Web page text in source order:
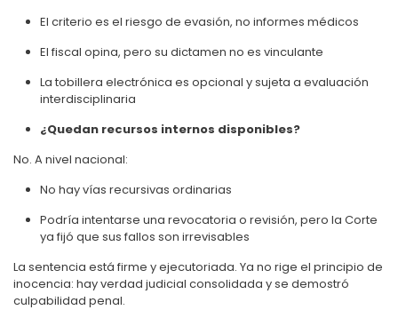
El criterio es el riesgo de evasión, no informes médicos
El fiscal opina, pero su dictamen no es vinculante
La tobillera electrónica es opcional y sujeta a evaluación
interdisciplinaria
¿Quedan recursos internos disponibles?
No. A nivel nacional:
No hay vías recursivas ordinarias
Podría intentarse una revocatoria o revisión, pero la Corte
ya fijó que sus fallos son irrevisables
La sentencia está firme y ejecutoriada. Ya no rige el principio de
inocencia: hay verdad judicial consolidada y se demostró
culpabilidad penal.